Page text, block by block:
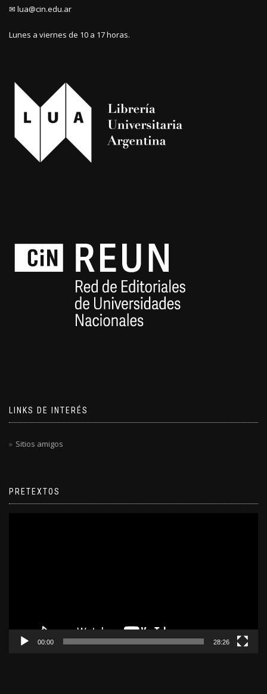
✉ lua@cin.edu.ar
Lunes a viernes de 10 a 17 horas.
LINKS DE INTERÉS
Sitios amigos
PRETEXTOS
00:00 28:26